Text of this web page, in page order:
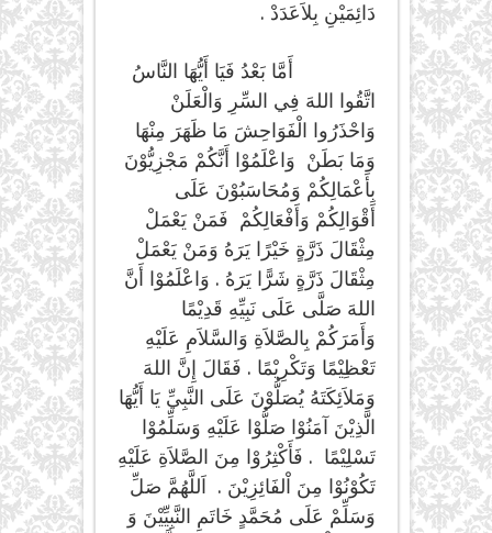
دَائِمَيْنِ بِلاَعَدَدْ .
أَمَّا بَعْدُ فَيَا أَيُّهَا النَّاسُ
اتَّقُوا اللهَ فِي السِّرِ وَالْعَلَنْ
وَاحْذَرُوا الْفَوَاحِشَ مَا ظَهَرَ مِنْهَا
وَمَا بَطَنْ وَاعْلَمُوْا أَنَّكُمْ مَجْزِيُّوْنَ
بِأَعْمَالِكُمْ وَمُحَاسَبُوْنَ عَلَى
أَقْوَالِكُمْ وَأَفْعَالِكُمْ فَمَنْ يَعْمَلْ
مِثْقَالَ ذَرَّةٍ خَيْرًا يَرَهُ وَمَنْ يَعْمَلْ
مِثْقَالَ ذَرَّةٍ شَرًّا يَرَهُ . وَاعْلَمُوْا أَنَّ
اللهَ صَلَّى عَلَى نَبِيِّهِ قَدِيْمًا
وَأَمَرَكُمْ بِالصَّلاَةِ وَالسَّلاَمِ عَلَيْهِ
تَعْظِيْمًا وَتَكْرِيْمًا . فَقَالَ إِنَّ اللهَ
وَمَلاَئِكَتَهُ يُصَلُّوْنَ عَلَى النَّبِيِّ يَا أَيُّهَا
الَّذِيْنَ آمَنُوْا صَلُّوْا عَلَيْهِ وَسَلِّمُوْا
تَسْلِيْمًا . فَأَكْثِرُوْا مِنَ الصَّلاَةِ عَلَيْهِ
تَكُوْنُوْا مِنَ اْلفَائِزِيْنَ . اَللَّهُمَّ صَلِّ
وَسَلِّمْ عَلَى مُحَمَّدٍ خَاتَمِ النَّبِيِّيْنَ وَ